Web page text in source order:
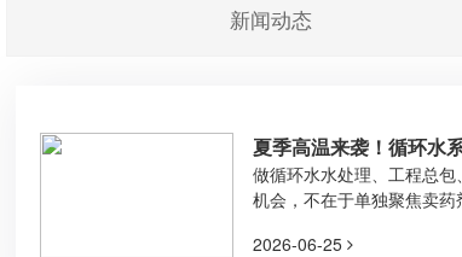
新闻动态
夏季高温来袭！循环水
化才是新利润赛道
做循环水水处理、工程总
机会，不在于单独聚焦卖药
2026-06-25